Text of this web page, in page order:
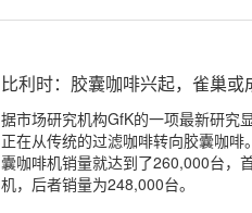
比利时：胶囊咖啡兴起，雀巢或
据市场研究机构GfK的一项最新研究
正在从传统的过滤咖啡转向胶囊咖
囊咖啡机销量就达到了260,000台，
机，后者销量为248,000台。